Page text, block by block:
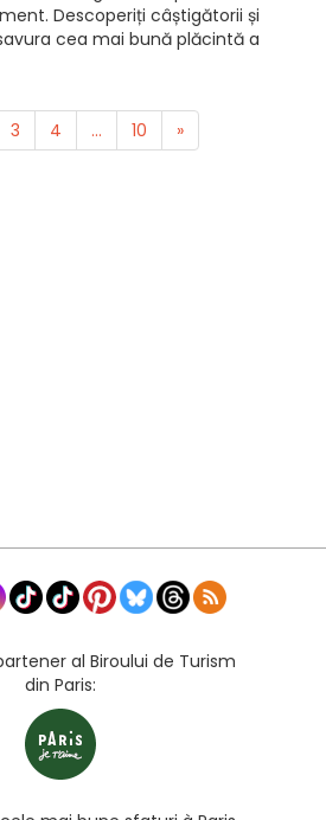
Descoperiți câștigătorii și
cea mai bună plăcintă a
3 4 ... 10 »
al Biroului de Turism
din Paris: